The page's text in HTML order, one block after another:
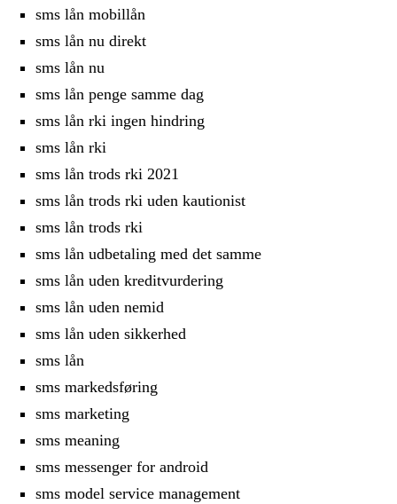
sms lån mobillån
sms lån nu direkt
sms lån nu
sms lån penge samme dag
sms lån rki ingen hindring
sms lån rki
sms lån trods rki 2021
sms lån trods rki uden kautionist
sms lån trods rki
sms lån udbetaling med det samme
sms lån uden kreditvurdering
sms lån uden nemid
sms lån uden sikkerhed
sms lån
sms markedsføring
sms marketing
sms meaning
sms messenger for android
sms model service management